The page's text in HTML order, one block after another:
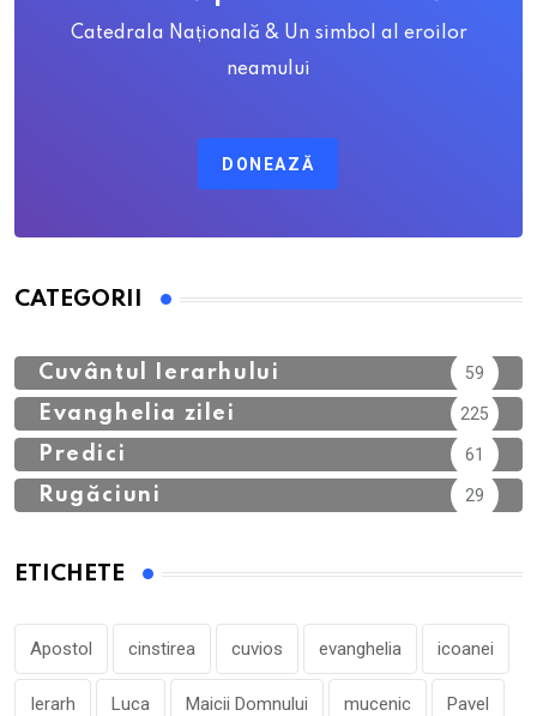
Catedrala Națională & Un simbol al eroilor
neamului
DONEAZĂ
CATEGORII
Cuvântul Ierarhului 59
Evanghelia zilei 225
Predici 61
Rugăciuni 29
ETICHETE
Apostol cinstirea cuvios evanghelia icoanei
Ierarh Luca Maicii Domnului mucenic Pavel